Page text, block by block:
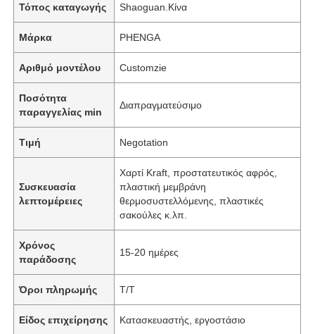
Τόπος καταγωγής Shaoguan.Κίνα
Μάρκα PHENGA
Αριθμό μοντέλου Customzie
Ποσότητα
παραγγελίας min
Διαπραγματεύσιμο
Τιμή Negotation
Συσκευασία
λεπτομέρειες
Χαρτί Kraft, προστατευτικός αφρός,
πλαστική μεμβράνη
θερμοσυστελλόμενης, πλαστικές
σακούλες κ.λπ.
Χρόνος
παράδοσης
15-20 ημέρες
Όροι πληρωμής T/T
Είδος επιχείρησης Κατασκευαστής, εργοστάσιο